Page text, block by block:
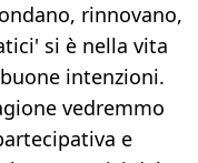
rinnovano,
si è nella vita
intenzioni.
vedremmo
e